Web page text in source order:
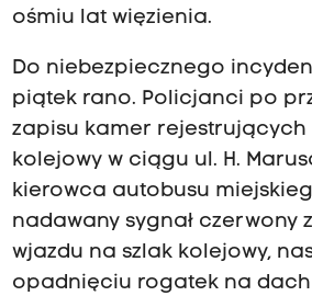
ośmiu lat więzienia.
Do niebezpiecznego
piątek rano. Policjanci po
zapisu kamer rejestrujących
kolejowy w ciągu ul. H.
kierowca autobusu
nadawany sygnał czerwony
wjazdu na szlak kolejowy,
opadnięciu rogatek na dach